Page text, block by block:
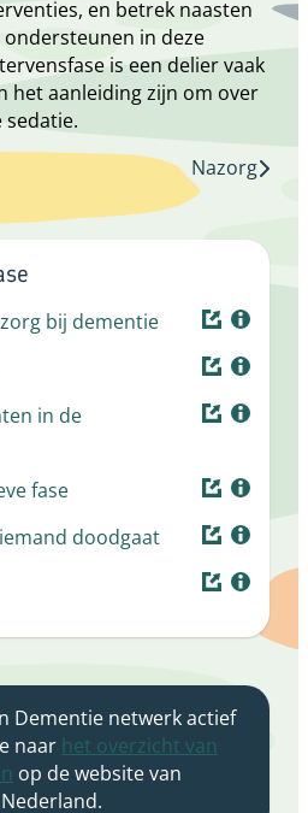
en betrek naasten
in deze
is een delier vaak
het aanleiding zijn om over
Nazorg
bij dementie
in de
fase
doodgaat
Dementie netwerk actief
naar het overzicht van
op de website van